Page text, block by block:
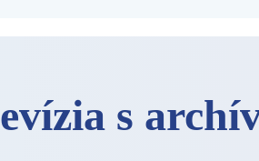
s